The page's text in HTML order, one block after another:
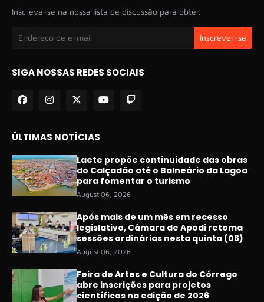
Inscreva-se na nossa lista de discussão para obter.
SIGA NOSSAS REDES SOCIAIS
ÚLTIMAS NOTÍCIAS
Laete propõe continuidade das obras
do Calçadão até o Balneário da Lagoa
para fomentar o turismo
August 06, 2026
Após mais de um mês em recesso
legislativo, Câmara de Apodi retoma
sessões ordinárias nesta quinta (06)
August 06, 2026
Feira de Artes e Cultura do Córrego
abre inscrições para projetos
científicos na edição de 2026